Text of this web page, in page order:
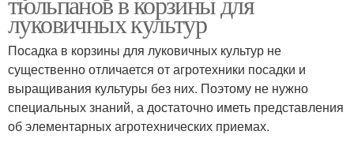
Почвы к посадке Тюльпаны в корзину
луковичных культур
Посадка в корзины для луковичных культур не
существенно отличается от агротехники посадки и
выращивания культуры без них. Поэтому не нужно
специальных знаний, а достаточно иметь представления
об элементарных агротехнических приемах.